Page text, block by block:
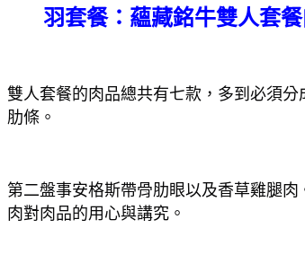
羽套餐：蘊藏銘牛雙人套
雙人套餐的肉品總共有七款，多到必須
肋條。
第二盤事安格斯帶骨肋眼以及香草雞腿
肉對肉品的用心與講究。